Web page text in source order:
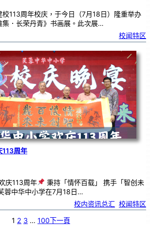
113周年校庆，于今日（7月18日）隆重举办
集．长荣丹青》书画展。此次展…
校闻特区
113周年
庆113周年
秉持「情怀百载」 携手「智创未
蓉中华中小学在7月18日…
校内资讯总汇 校闻特区
1 2 3 … 100下一頁